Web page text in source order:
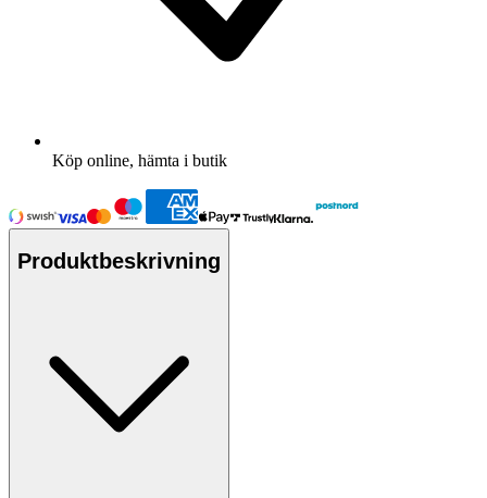
Köp online, hämta i butik
Produktbeskrivning